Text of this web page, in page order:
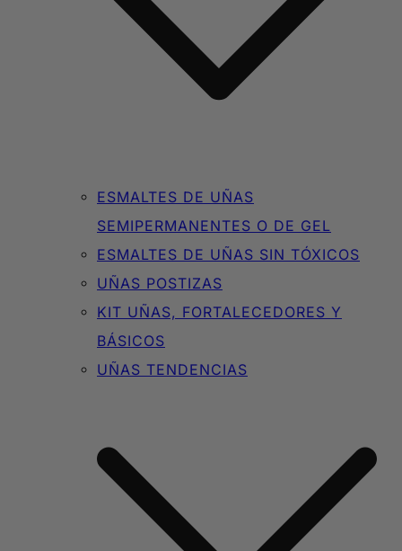
ESMALTES DE UÑAS
SEMIPERMANENTES O DE GEL
ESMALTES DE UÑAS SIN TÓXICOS
UÑAS POSTIZAS
KIT UÑAS, FORTALECEDORES Y
BÁSICOS
UÑAS TENDENCIAS